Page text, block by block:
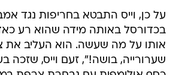
על כן, וייס התבטא בחריפות נגד
בכדורסל באותה מידה שהוא רע
אותו על מה שעשה. הוא העליב את
שערורייה, בושה!", זעם וייס, שזכה